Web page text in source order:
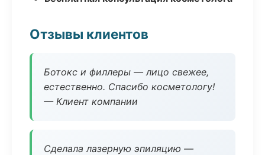
Отзывы клиентов
Ботокс и филлеры — лицо свежее,
естественно. Спасибо косметологу!
— Клиент компании
Сделала лазерную эпиляцию —